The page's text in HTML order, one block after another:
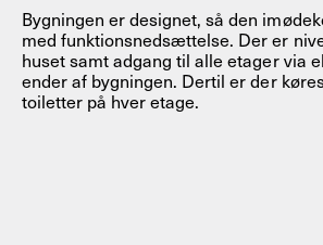
Bygningen er designet, så den
med funktionsnedsættelse. Der er
huset samt adgang til alle etager via
ender af bygningen. Dertil er der
toiletter på hver etage.